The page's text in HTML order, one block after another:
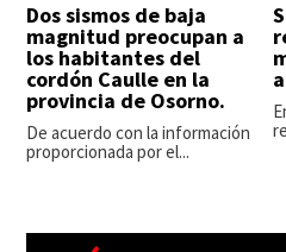
Dos sismos de baja
magnitud preocupan a
los habitantes del
cordón Caulle en la
provincia de Osorno.
De acuerdo con la información
proporcionada por el...